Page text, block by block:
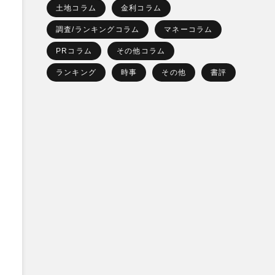
土地コラム 金利コラム
調査/ランキングコラム マネーコラム
PRコラム その他コラム
ランキング 時事 その他 書評